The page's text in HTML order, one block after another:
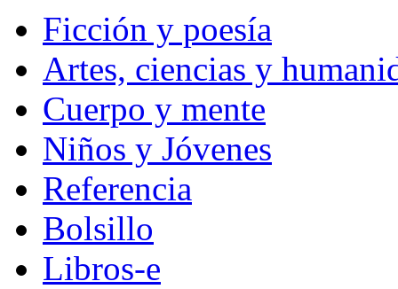
Ficción y poesía
Artes, ciencias y
Cuerpo y mente
Niños y Jóvenes
Referencia
Bolsillo
Libros-e